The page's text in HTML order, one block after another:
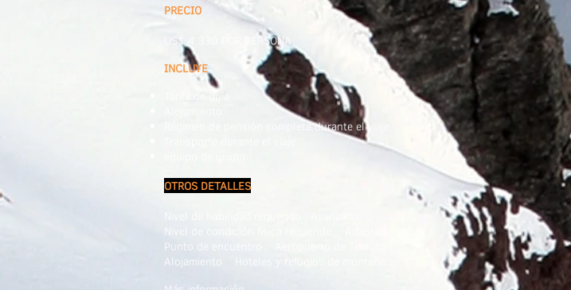
PRECIO
US$ 4.330
POR PERSONA
INCLUYE
Régimen de pensión completa durante el viaje
OTROS DETALLES
Nivel de condición física requerido
Punto de encuentro
Alojamiento